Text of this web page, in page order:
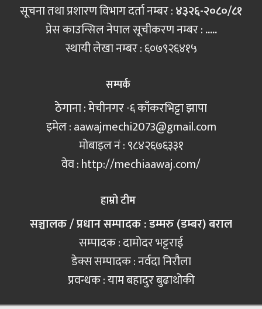
सूचना तथा प्रशारण विभाग दर्ता नम्बर :४३२६-२०८०/८१
प्रेस काउन्सिल नेपाल सूचीकरण नम्बर :.....
स्थायी लेखा नम्बर : ६०७९२६४१५
सम्पर्क
ठेगाना : मेचीनगर -६ काँकरभिट्टा झापा
इमेल :aawajmechi2073@gmail.com
मोबाइल नं‍ : ९८४२६७६३३१
वेव : http://mechiaawaj.com/
हाम्रो टीम
सञ्चालक / प्रधान सम्पादक : डम्मरु (डम्बर) बराल
सम्पादक : दामोदर भट्टराई
डेक्स सम्पादक : नर्वदा निरौला
प्रवन्धक : याम बहादुर बुढाथोकी